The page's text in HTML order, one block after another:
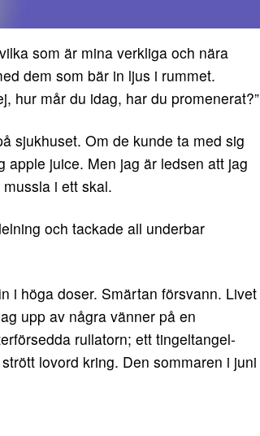
som är mina verkliga och nära
dem som bär in ljus i rummet.
hur mår du idag, har du promenerat?”
sjukhuset. Om de kunde ta med sig
apple juice. Men jag är ledsen att jag
i ett skal.
och tackade all underbar
i höga doser. Smärtan försvann. Livet
upp av några vänner på en
rullatorn; ett tingeltangel-
lovord kring. Den sommaren i juni